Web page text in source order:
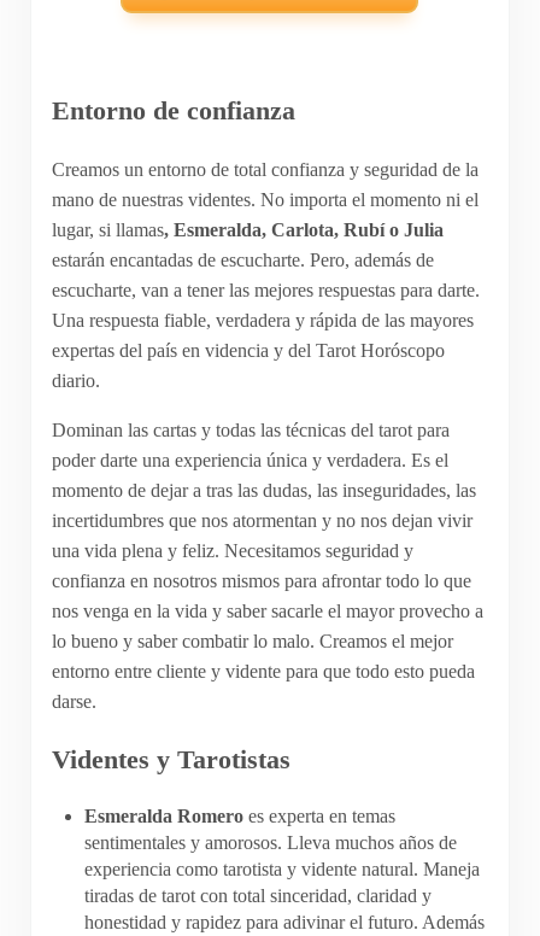
Entorno de confianza
Creamos un entorno de total confianza y seguridad de la
mano de nuestras videntes. No importa el momento ni el
lugar, si llamas, Esmeralda, Carlota, Rubí o Julia
estarán encantadas de escucharte. Pero, además de
escucharte, van a tener las mejores respuestas para darte.
Una respuesta fiable, verdadera y rápida de las mayores
expertas del país en videncia y del Tarot Horóscopo
diario.
Dominan las cartas y todas las técnicas del tarot para
poder darte una experiencia única y verdadera. Es el
momento de dejar a tras las dudas, las inseguridades, las
incertidumbres que nos atormentan y no nos dejan vivir
una vida plena y feliz. Necesitamos seguridad y
confianza en nosotros mismos para afrontar todo lo que
nos venga en la vida y saber sacarle el mayor provecho a
lo bueno y saber combatir lo malo. Creamos el mejor
entorno entre cliente y vidente para que todo esto pueda
darse.
Videntes y Tarotistas
Esmeralda Romero es experta en temas
sentimentales y amorosos. Lleva muchos años de
experiencia como tarotista y vidente natural. Maneja
tiradas de tarot con total sinceridad, claridad y
honestidad y rapidez para adivinar el futuro. Además